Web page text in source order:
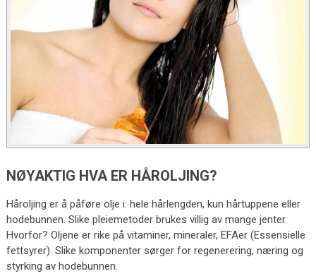
NØYAKTIG HVA ER HÅROLJING?
Håroljing er å påføre olje i: hele hårlengden, kun hårtuppene eller
hodebunnen. Slike pleiemetoder brukes villig av mange jenter.
Hvorfor? Oljene er rike på vitaminer, mineraler, EFAer (Essensielle
fettsyrer). Slike komponenter sørger for regenerering, næring og
styrking av hodebunnen.